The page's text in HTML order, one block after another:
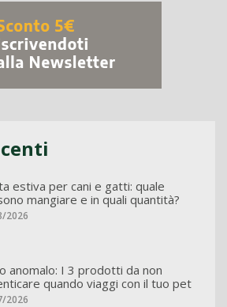
estiva per cani e gatti: quale
mangiare e in quali quantità?
2026
anomalo: I 3 prodotti da non
quando viaggi con il tuo pet
2026